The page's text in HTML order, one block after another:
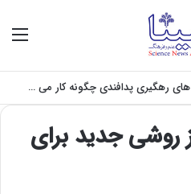
موشک‌های بالستیک و سامانه‌های رهگیری پدافندی چگونه کار می کنند؟
روشی جدید برای